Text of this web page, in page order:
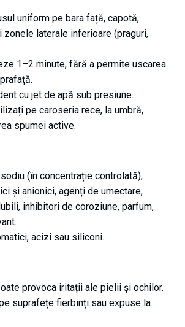
uniform pe bara față, capotă,
zonele laterale inferioare (praguri,
1–2 minute, fără a permite uscarea
cu jet de apă sub presiune.
pe caroseria rece, la umbră,
spumei active.
(în concentrație controlată),
și anionici, agenți de umectare,
inhibitori de coroziune, parfum,
acizi sau siliconi.
provoca iritații ale pielii și ochilor.
suprafețe fierbinți sau expuse la